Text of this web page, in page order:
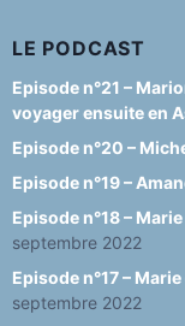
LE PODCAST
Episode n°21 –
voyager ensuite en
Episode n°20 –
Episode n°19 –
Episode n°18 –
septembre 2022
Episode n°17 –
septembre 2022